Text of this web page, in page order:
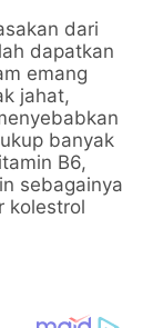
dari
dapatkan
emang
jahat,
banyak
B6,
sebagainya
kolestrol